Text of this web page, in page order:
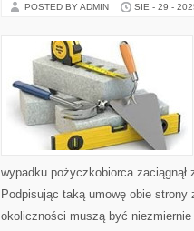
POSTED BY ADMIN SIE - 29 -
wypadku pożyczkobiorca zaciągnął
Podpisując taką umowę obie
okoliczności muszą być